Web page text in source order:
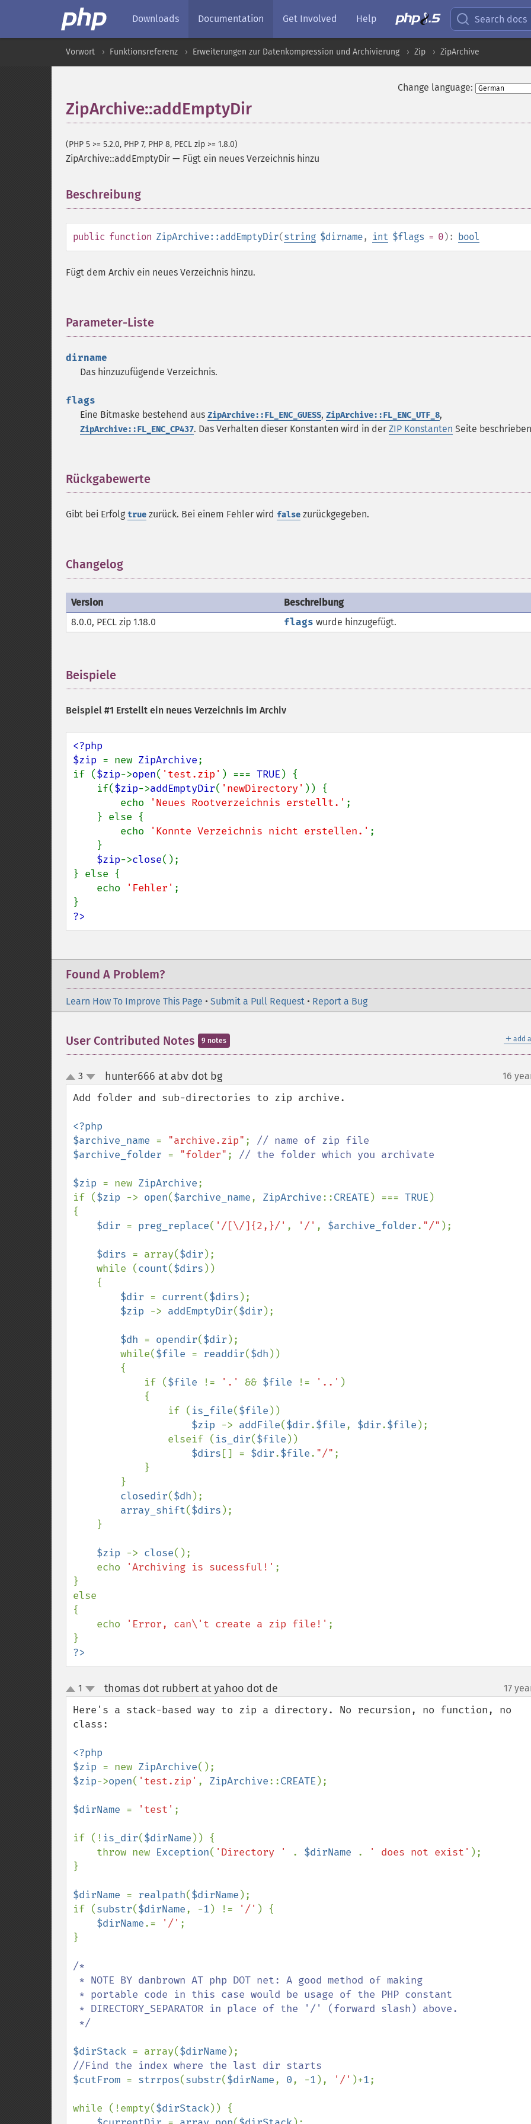
Downloads Documentation Get Involved Help Search docs
Vorwort Funktionsreferenz Erweiterungen zur Datenkompression und Archivierung Zip ZipArchive
Change language:
ZipArchive::addEmptyDir
(PHP 5 >= 5.2.0, PHP 7, PHP 8, PECL zip >= 1.8.0)
ZipArchive::addEmptyDir — Fügt ein neues Verzeichnis hinzu
Beschreibung
public function ZipArchive::addEmptyDir(string $dirname, int $flags = 0): bool
Fügt dem Archiv ein neues Verzeichnis hinzu.
Parameter-Liste
dirname
Das hinzuzufügende Verzeichnis.
flags
Eine Bitmaske bestehend aus ZipArchive::FL_ENC_GUESS, ZipArchive::FL_ENC_UTF_8,
ZipArchive::FL_ENC_CP437. Das Verhalten dieser Konstanten wird in der ZIP Konstanten Seite
Rückgabewerte
Gibt bei Erfolg true zurück. Bei einem Fehler wird false zurückgegeben.
Changelog
Version
Beschreibung
8.0.0, PECL zip 1.18.0
flags wurde hinzugefügt.
Beispiele
Beispiel #1 Erstellt ein neues Verzeichnis im Archiv
<?php
$zip = new ZipArchive;
if ($zip->open( 'test.zip' ) === TRUE ) {
    if(
$zip->addEmptyDir( 'newDirectory' )) {
        echo
'Neues Rootverzeichnis erstellt.' ;
        echo
'Konnte Verzeichnis nicht erstellen.' ;
$zip->close();
} else {
    echo
'Fehler' ;
?>
Found A Problem?
Learn How To Improve This Page • Submit a Pull Request • Report a Bug
＋ add
User Contributed Notes 9 notes
up
down
3 hunter666 at abv dot bg¶ 16
Add folder and sub-directories to zip archive.
<?php
$archive_name = "archive.zip" ;
$archive_folder = "folder" ; // the folder which you archivate
$zip = new ZipArchive;
if ($zip -> open($archive_name, ZipArchive::CREATE ) === TRUE )
{
$dir = preg_replace( '/[\/]{2,}/' , '/' , $archive_folder. "/" );
$dirs = array($dir );
    while (
count($dirs ))
$dir = current($dirs );
$zip -> addEmptyDir($dir );
$dh = opendir($dir );
        while(
$file = readdir($dh ))
            if (
$file != '.' && $file != '..' )
                if (
is_file($file ))
$zip -> addFile($dir.$file, $dir.$file );
                elseif (
is_dir($file ))
$dirs [] = $dir.$file. "/" ;
closedir($dh );
array_shift($dirs );
$zip -> close();
    echo
'Archiving is sucessful!' ;
}
else
{
    echo
'Error, can\'t create a zip file!' ;
?>
up
down
1 thomas dot rubbert at yahoo dot de 17
Here's a stack-based way to zip a directory. No recursion, no function, no
class:
<?php
$zip = new ZipArchive
$zip->open( 'test.zip' , ZipArchive::CREATE );
$dirName = 'test' ;
if (! is_dir($dirName )) {
    throw new
Exception( 'Directory ' . $dirName . ' does not exist' );
}
$dirName = realpath($dirName );
if (substr($dirName, -1 ) != '/' ) {
$dirName.= '/' ;
}
/*
$dirStack = array($dirName
$cutFrom = strrpos(substr($dirName, 0, -1 ), '/' )+1;
while (!empty($dirStack)) {